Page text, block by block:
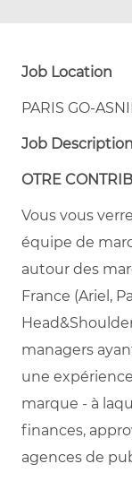
Job Location
PARIS GO-
Job Description
OTRE
Vous vous
équipe de
autour des
France (Ariel,
managers
une
marque - à
finances,
agences de